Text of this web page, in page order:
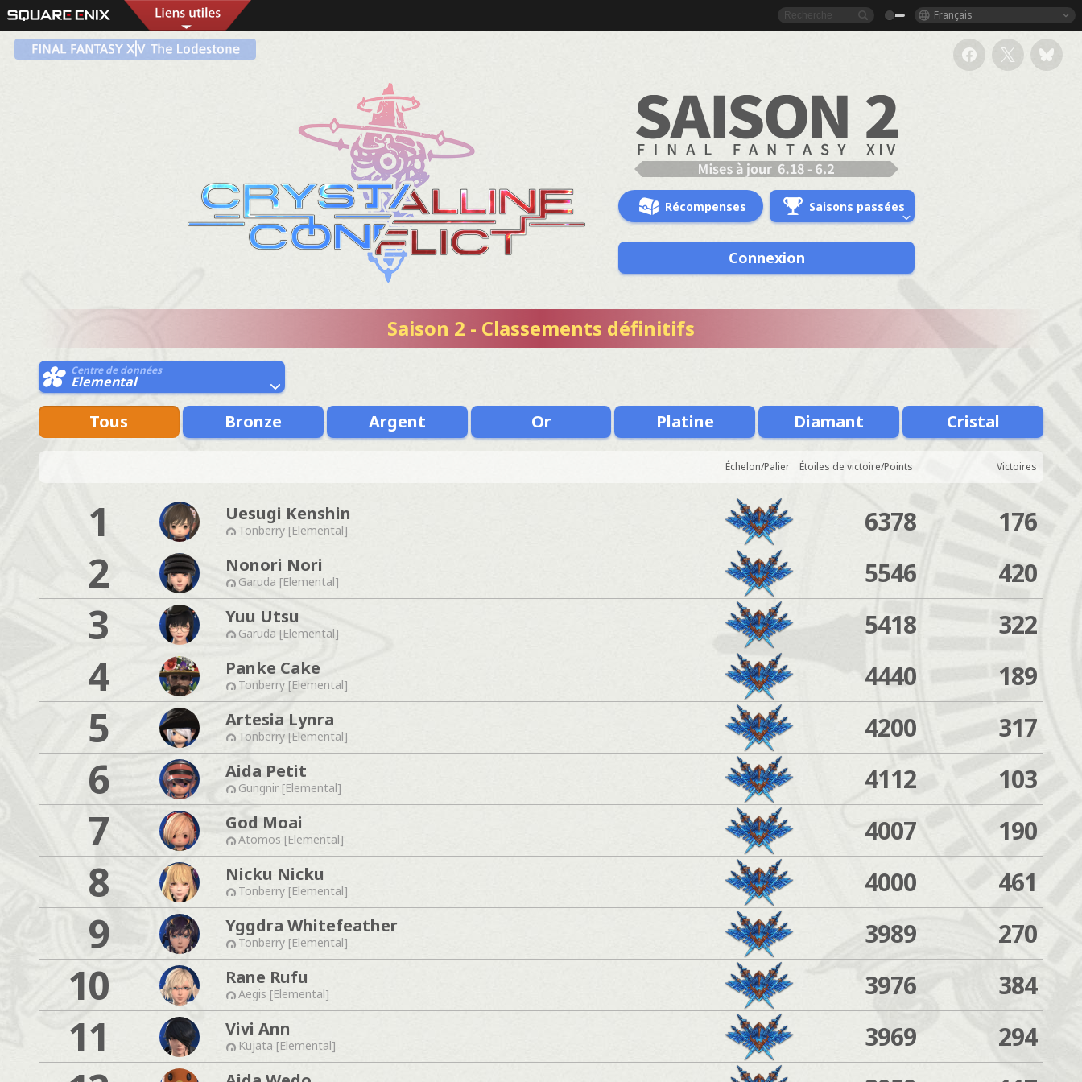
Français
Récompenses Saisons passées
Connexion
Saison 2 - Classements définitifs
Centre de données
Elemental
Tous Bronze Argent Or Platine Diamant Cristal
Échelon/Palier Étoiles de victoire/Points Victoires
1 Uesugi Kenshin
Tonberry [Elemental] 6378 176
2 Nonori Nori
Garuda [Elemental] 5546 420
3 Yuu Utsu
Garuda [Elemental] 5418 322
4 Panke Cake
Tonberry [Elemental] 4440 189
5 Artesia Lynra
Tonberry [Elemental] 4200 317
6 Aida Petit
Gungnir [Elemental] 4112 103
7 God Moai
Atomos [Elemental] 4007 190
8 Nicku Nicku
Tonberry [Elemental] 4000 461
9 Yggdra Whitefeather
Tonberry [Elemental] 3989 270
10 Rane Rufu
Aegis [Elemental] 3976 384
11 Vivi Ann
Kujata [Elemental] 3969 294